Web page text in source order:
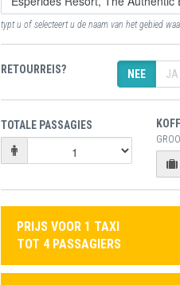
typt u of selecteert u de naam van het gebied
RETOURREIS? NEE JA
TOTALE PASSAGIES
PRIJS VOOR 1 TAXI
TOT 4 PASSAGIERS